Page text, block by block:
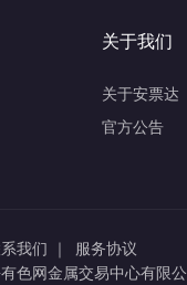
关于我们
关于安票达
官方公告
我们 ｜
服务协议
有色网金属交易中心有限